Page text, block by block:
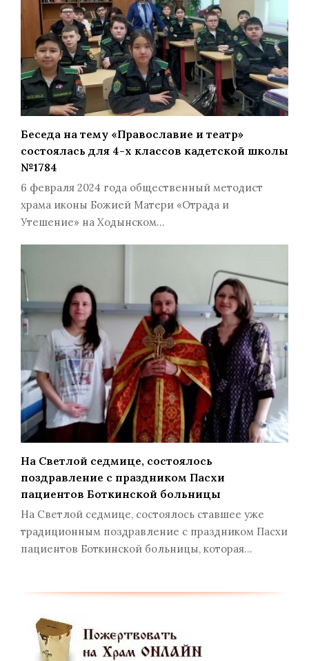
Беседа на тему «Православие и театр»
состоялась для 4-х классов кадетской школы
№1784
6 февраля 2024 года общественный методист
храма иконы Божией Матери «Отрада и
Утешение» на Ходынском…
На Светлой седмице, состоялось
поздравление с праздником Пасхи
пациентов Боткинской больницы
На Светлой седмице, состоялось ставшее уже
традиционным поздравление с праздником Пасхи
пациентов Боткинской больницы, которая…